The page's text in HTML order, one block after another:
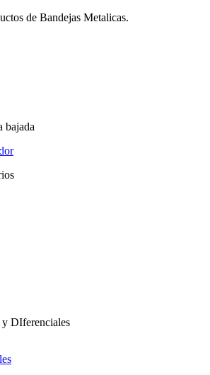
de Bandejas Metalicas.
bajada
DIferenciales